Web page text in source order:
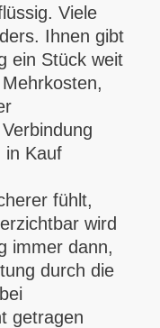
Viele
Ihnen gibt
ein Stück weit
in Kauf
fühlt,
wird
immer dann,
durch die
getragen